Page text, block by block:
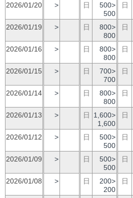
2026/01/20
> 日
500>
500
日
2026/01/19
> 日
800>
800
日
2026/01/16
> 日
800>
800
日
2026/01/15
> 日
700>
700
日
2026/01/14
> 日
800>
800
日
2026/01/13
> 日
1,600>
1,600
日
2026/01/12
> 日
500>
500
日
2026/01/09
> 日
500>
500
日
2026/01/08
> 日
200>
200
日